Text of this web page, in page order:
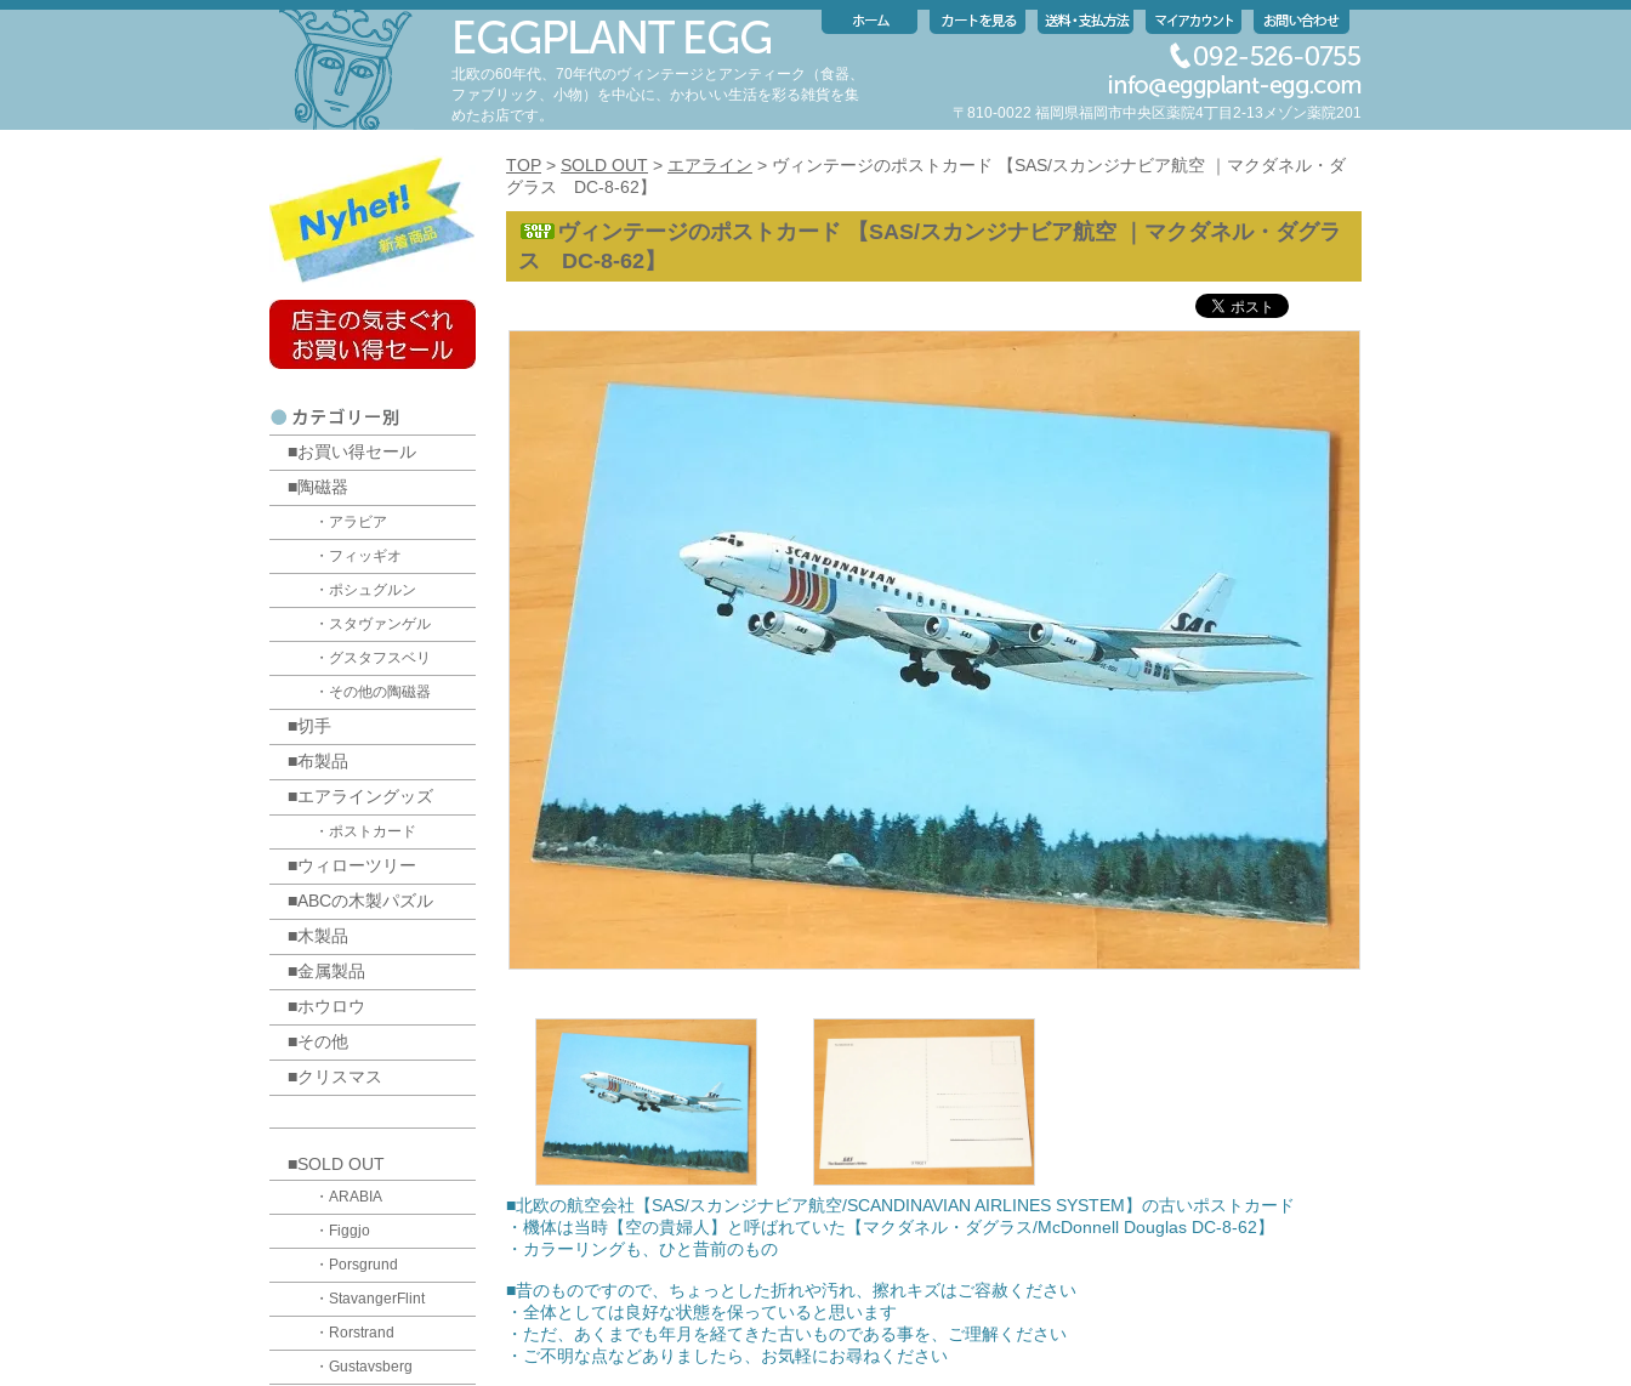
北欧の60年代、70年代のヴィンテージとアンティーク（食器、
ファブリック、小物）を中心に、かわいい生活を彩る雑貨を集
めたお店です。
〒810-0022 福岡県福岡市中央区薬院4丁目2-13メゾン薬院201
TOP > SOLD OUT > エアライン > ヴィンテージのポストカード 【SAS/スカンジナビア航空 ｜マクダネル・ダ
グラス DC-8-62】
ヴィンテージのポストカード 【SAS/スカンジナビア航空 ｜マクダネル・ダグラ
ス DC-8-62】
■北欧の航空会社【SAS/スカンジナビア航空/SCANDINAVIAN AIRLINES SYSTEM】の古いポストカード
・機体は当時【空の貴婦人】と呼ばれていた【マクダネル・ダグラス/McDonnell Douglas DC-8-62】
・カラーリングも、ひと昔前のもの
■昔のものですので、ちょっとした折れや汚れ、擦れキズはご容赦ください
・全体としては良好な状態を保っていると思います
・ただ、あくまでも年月を経てきた古いものである事を、ご理解ください
・ご不明な点などありましたら、お気軽にお尋ねください
■お買い得セール
■陶磁器
・アラビア
・フィッギオ
・ポシュグルン
・スタヴァンゲル
・グスタフスベリ
・その他の陶磁器
■切手
■布製品
■エアライングッズ
・ポストカード
■ウィローツリー
■ABCの木製パズル
■木製品
■金属製品
■ホウロウ
■その他
■クリスマス
■SOLD OUT
・ARABIA
・Figgjo
・Porsgrund
・StavangerFlint
・Rorstrand
・Gustavsberg